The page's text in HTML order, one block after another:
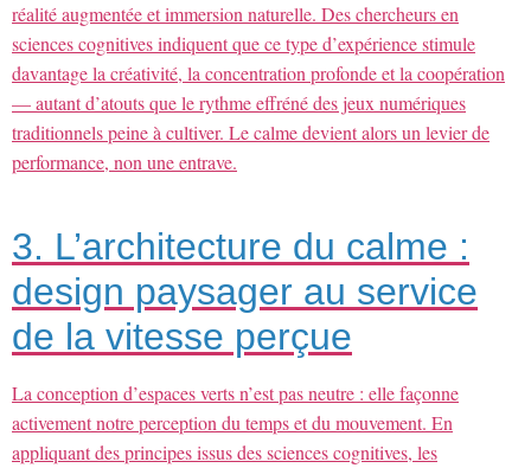
réalité augmentée et immersion naturelle. Des chercheurs en
sciences cognitives indiquent que ce type d’expérience stimule
davantage la créativité, la concentration profonde et la coopération
— autant d’atouts que le rythme effréné des jeux numériques
traditionnels peine à cultiver. Le calme devient alors un levier de
performance, non une entrave.
3. L’architecture du calme :
design paysager au service
de la vitesse perçue
La conception d’espaces verts n’est pas neutre : elle façonne
activement notre perception du temps et du mouvement. En
appliquant des principes issus des sciences cognitives, les